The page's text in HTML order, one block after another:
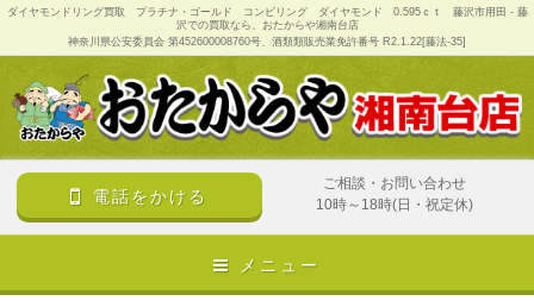
ダイヤモンドリング買取 プラチナ・ゴールド コンビリング ダイヤモンド 0.595ｃｔ 藤沢市用田 - 藤
沢での買取なら、おたからや湘南台店
神奈川県公安委員会 第452600008760号、酒類類販売業免許番号 R2.1.22[藤法-35]
電話をかける
ご相談・お問い合わせ
10時～18時(日・祝定休)
メニュー